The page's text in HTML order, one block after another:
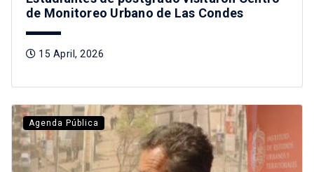
de Monitoreo Urbano de Las Condes
15 April, 2026
Agenda Pública